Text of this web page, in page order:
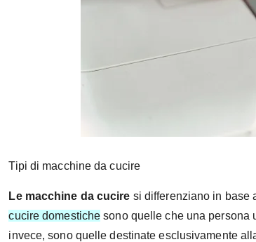
Tipi di macchine da cucire
Le macchine da cucire si differenziano in base
cucire domestiche sono quelle che una persona
invece, sono quelle destinate esclusivamente